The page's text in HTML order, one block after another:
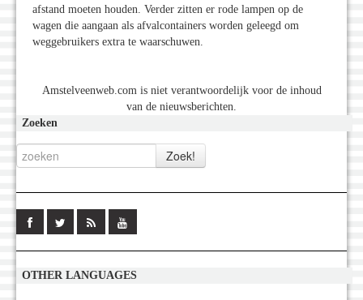
afstand moeten houden. Verder zitten er rode lampen op de
wagen die aangaan als afvalcontainers worden geleegd om
weggebruikers extra te waarschuwen.
Amstelveenweb.com is niet verantwoordelijk voor de inhoud
van de nieuwsberichten.
Zoeken
OTHER LANGUAGES